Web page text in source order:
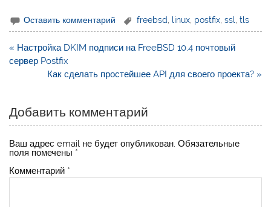
Оставить комментарий freebsd linux postfix ,ssl ,tls
Навигация
по
« Настройка DKIM подписи на FreeBSD 10.4 почтовый
сервер Postfix
Как сделать простейшее API для своего проекта? »
Добавить комментарий
Ваш адрес email не будет опубликован. Обязательные
поля помечены *
Комментарий *